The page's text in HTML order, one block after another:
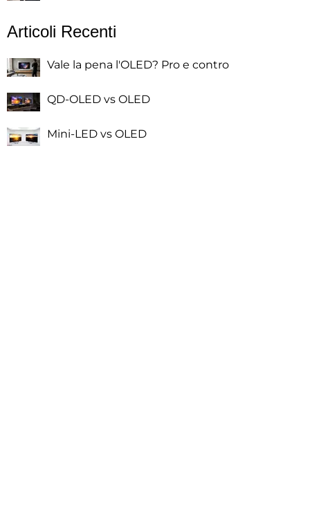
Articoli Recenti
Vale la pena l'OLED? Pro e contro
QD-OLED vs OLED
Mini-LED vs OLED